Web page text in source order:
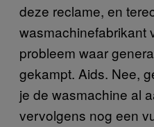
deze reclame, en
wasmachinefabrikant
probleem waar
gekampt. Aids. Nee,
je de wasmachine al
vervolgens nog een